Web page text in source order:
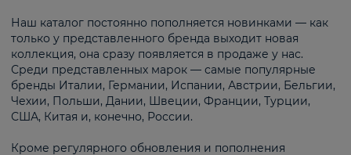
Наш каталог постоянно пополняется новинками — как
только у представленного бренда выходит новая
коллекция, она сразу появляется в продаже у нас.
Среди представленных марок — самые популярные
бренды Италии, Германии, Испании, Австрии, Бельгии,
Чехии, Польши, Дании, Швеции, Франции, Турции,
США, Китая и, конечно, России.
Кроме регулярного обновления и пополнения